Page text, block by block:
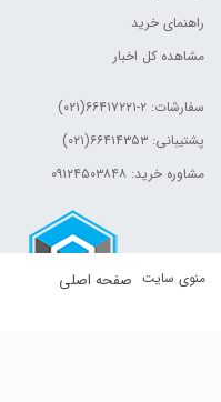
صفحه اصلی منوی سایت
راهنمای خرید
مشاهده کل اخبار
سفارشات: ۲-۶۶۴۱۷۲۲۱(۰۲۱)
پشتیبانی: ۶۶۴۱۴۳۵۳(۰۲۱)
مشاوره خرید: ۰۹۱۲۴۵۰۳۸۴۸